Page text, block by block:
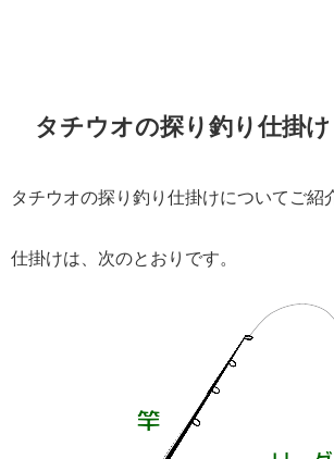
タチウオの探り釣り仕掛け
タチウオの探り釣り仕掛けについてご紹
仕掛けは、次のとおりです。